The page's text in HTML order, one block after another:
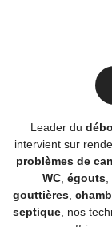
Leader du
intervient sur
problèmes de
WC, égouts,
gouttières,
septique, nos